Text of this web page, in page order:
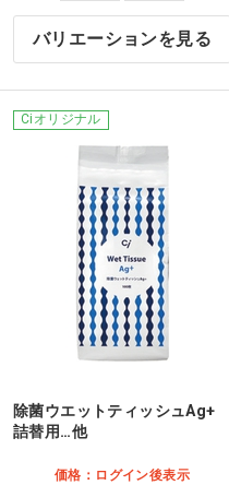
バリエーションを見る
Ciオリジナル
除菌ウエットティッシュAg+
詰替用…他
価格：ログイン後表示